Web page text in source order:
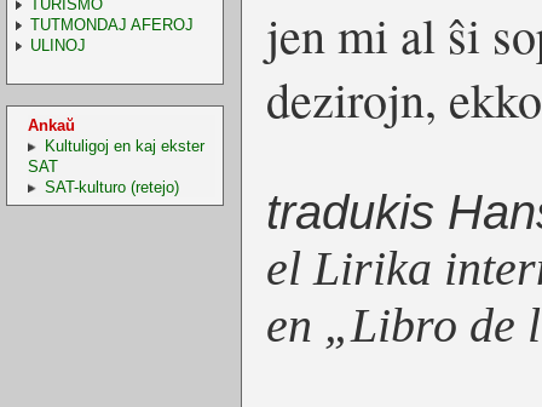
TURISMO
TUTMONDAJ AFEROJ
ULINOJ
Ankaŭ
Kultuligoj en kaj ekster
SAT
SAT-kulturo (retejo)
jen mi al ŝi
dezirojn,
tradukis
el Lirika
en „Libro de